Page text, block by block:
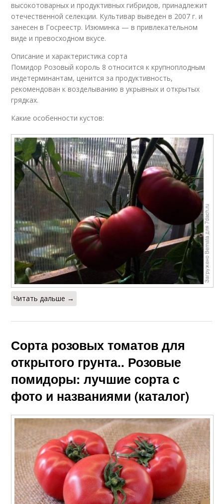
высокотоварных и продуктивных гибридов, принадлежит
отечественной селекции. Культивар выведен в 2007 г. и
занесен в Госреестр. Изюминка — в привлекательном
виде и превосходном вкусе.
Описание и характеристика сорта
Помидор Розовый король 8 относится к крупноплодным
индетерминантам, ценится за продуктивность,
рекомендован к возделыванию в укрывных и открытых
грядках.
Какие особенности кустов:
Читать дальше →
Сорта розовых томатов для
открытого грунта.. Розовые
помидоры: лучшие сорта с
фото и названиями (каталог)